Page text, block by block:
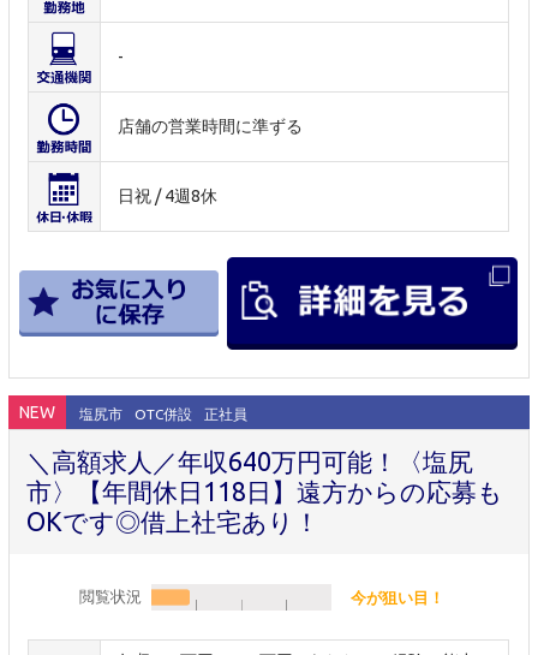
-
店舗の営業時間に準ずる
日祝 / 4週8休
NEW 塩尻市 OTC併設 正社員
＼高額求人／年収640万円可能！〈塩尻
市〉【年間休日118日】遠方からの応募も
OKです◎借上社宅あり！
閲覧状況 今が狙い目！